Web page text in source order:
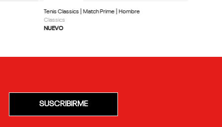
Tenis Classics | Match Prime | Hombre
Classics
NUEVO
SUSCRIBIRME